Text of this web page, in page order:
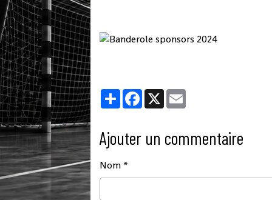
PartagerFacebook
X
Ajouter un commentaire
Nom